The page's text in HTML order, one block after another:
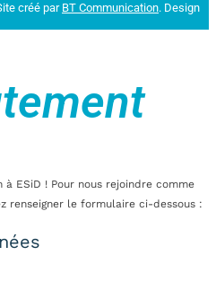
créé parBT Communication. Design
ESiD ! Pour nous rejoindre comme
renseigner le formulaire ci-dessous :